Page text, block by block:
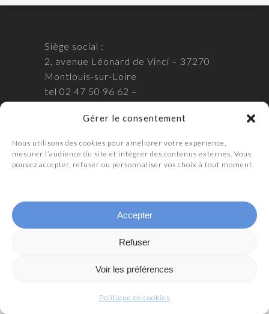
Gérer le consentement
Nous utilisons des cookies pour améliorer votre expérience,
mesurer l’audience du site et intégrer des contenus externes. Vous
pouvez accepter, refuser ou personnaliser vos choix à tout moment.
Accepter
Refuser
Voir les préférences
Politique de cookies
Siège social :
2, avenue Léonard de Vinci – 37270
Montlouis-sur-Loire
tel 02 47 50 96 62 –
507 565 240 00011 – TVA FR 14
Mentions légales